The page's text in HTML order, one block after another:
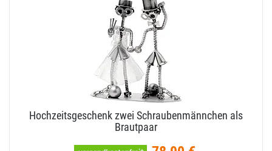
Hochzeitsgeschenk zwei Schraubenmännchen als
Brautpaar